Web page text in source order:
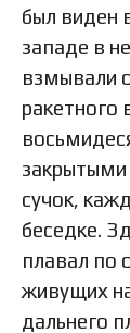
был виден
западе в
взмывали
сучок,
беседке.
плавал по
живущих
дальнего